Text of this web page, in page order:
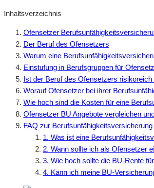
Inhaltsverzeichnis
Ofensetzer
Der Beruf des Ofensetzers
Warum eine
Einstufung in Berufsgruppen für
Ist der Beruf des Ofensetzers
Worauf Ofensetzer bei ihrer
Wie hoch sind die Kosten für eine
Ofensetzer BU Angebote vergleichen
FAQ zur
1. Was ist eine
2. Wann sollte ich als Ofensetzer
3. Wie hoch sollte die BU-Rente
4. Kann ich meine BU-